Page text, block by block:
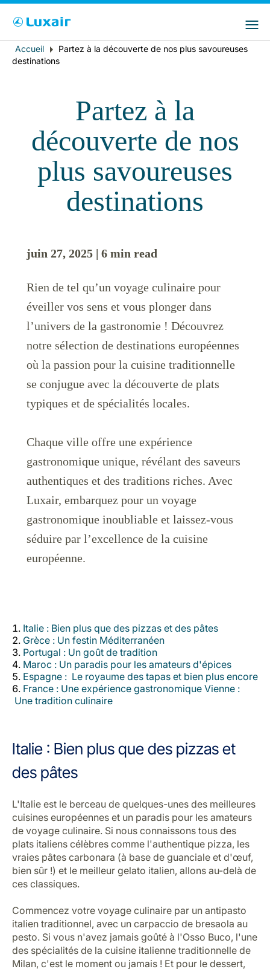
LuxairGroup
Carrières chez Luxair
Pays de résidence Langue préférée
Fil
Accueil
Partez à la découverte de nos plus savoureuses
destinations
Partez à la
découverte de nos
plus savoureuses
destinations
juin 27, 2025 | 6 min read
Rien de tel qu’un voyage culinaire pour
éveiller vos sens et vous plonger dans
l’univers de la gastronomie ! Découvrez
notre sélection de destinations européennes
où la passion pour la cuisine traditionnelle
se conjugue avec la découverte de plats
typiques et de spécialités locales.
Chaque ville offre une expérience
gastronomique unique, révélant des saveurs
authentiques et des traditions riches. Avec
Luxair, embarquez pour un voyage
gastronomique inoubliable et laissez-vous
séduire par l’excellence de la cuisine
européenne.
Italie : Bien plus que des pizzas et des pâtes
Grèce : Un festin Méditerranéen
Portugal : Un goût de tradition
Maroc : Un paradis pour les amateurs d'épices
Espagne : Le royaume des tapas et bien plus encore
France : Une expérience gastronomique Vienne :
Une tradition culinaire
Italie : Bien plus que des pizzas et
des pâtes
L'Italie est le berceau de quelques-unes des meilleures
cuisines européennes et un paradis pour les amateurs
de voyage culinaire. Si nous connaissons tous des
plats italiens célèbres comme l'authentique pizza, les
vraies pâtes carbonara (à base de guanciale et d'œuf,
bien sûr !) et le meilleur gelato italien, allons au-delà de
ces classiques.
Commencez votre voyage culinaire par un antipasto
italien traditionnel, avec un carpaccio de bresaola au
pesto. Si vous n'avez jamais goûté à l'Osso Buco, l'une
des spécialités de la cuisine italienne traditionnelle de
Milan, c'est le moment ou jamais ! Et pour le dessert,